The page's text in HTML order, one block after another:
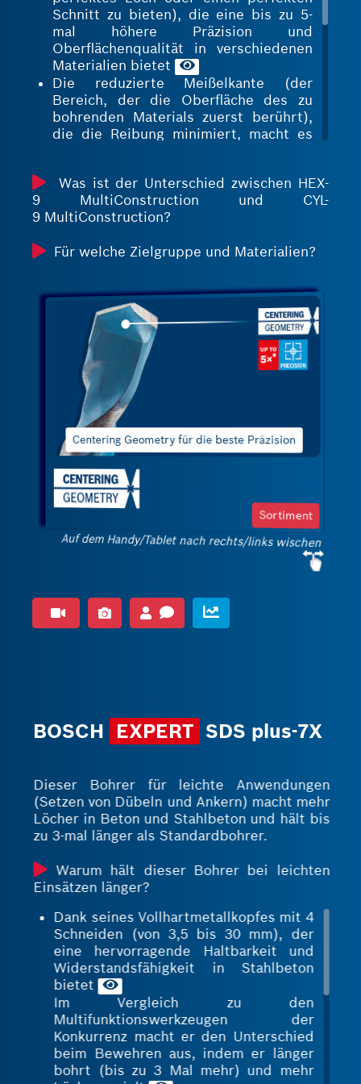
Schnitt zu bieten), die eine bis zu 5-
mal höhere Präzision und
Oberflächenqualität in verschiedenen
Materialien bietet
Die reduzierte Meißelkante (der
Bereich, der die Oberfläche des zu
bohrenden Materials zuerst berührt),
die die Reibung minimiert, macht es
sein muss, und sorgt für eine sehr
genaue Bohrung
Der große offene Schaft (Bereich
Carbide-Schneidekanten), der zu
Bohrmehlabtransport beiträgt,
verringert den Verschleiß, da weniger
Staub im Loch verbleibt, und sorgt so
für eine stabile Geschwindigkeit
während der gesamten Lebensdauer
Der Stahlkörper mit zunehmender
Dicke bietet zusätzlichen Halt genau
dort, wo er gebraucht wird. Dies führt
zu einer größeren Robustheit des
Bohrers, insbesondere beim Bohren im
Schlagbohrmodus
Was ist der Unterschied zwischen HEX-
9 MultiConstruction und CYL-
9 MultiConstruction?
Für welche Zielgruppe und Materialien?
Ermöglicht Präzision und ein perfektes Loch
Sortiment
Auf dem Handy/Tablet nach rechts/links wischen
BOSCH EXPERT SDS plus-7X
Dieser Bohrer für leichte Anwendungen
(Setzen von Dübeln und Ankern) macht mehr
Löcher in Beton und Stahlbeton und hält bis
zu 3-mal länger als Standardbohrer.
Warum hält dieser Bohrer bei leichten
Einsätzen länger?
Dank seines Vollhartmetallkopfes mit 4
Schneiden (von 3,5 bis 30 mm), der
eine hervorragende Haltbarkeit und
Widerstandsfähigkeit in Stahlbeton
bietet
Im Vergleich zu den
Multifunktionswerkzeugen der
Konkurrenz macht er den Unterschied
beim Bewehren aus, indem er länger
bohrt (bis zu 3 Mal mehr) und mehr